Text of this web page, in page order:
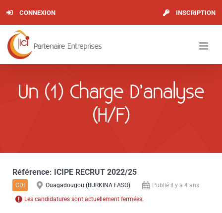
content
CONNEXION INSCRIPTION
Un (1) Charge D’analyse
(H/F)
Référence: ICIPE RECRUT 2022/25
CDI Ouagadougou (BURKINA FASO)
Publié il y a 4 ans
Les candidatures sont actuellement fermées.